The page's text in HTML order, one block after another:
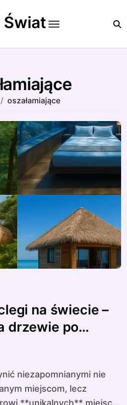
oszałamiające
na świecie –
drzewie po
miejscom, lecz
**unikalnych** miejsc...